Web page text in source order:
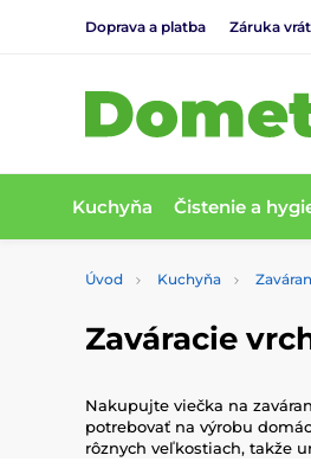
Doprava a platba Záruka
Kuchyňa Čistenie a
Úvod Kuchyňa
Zaváracie
Nakupujte viečka na
potrebovať na výrobu
rôznych veľkostiach, takže